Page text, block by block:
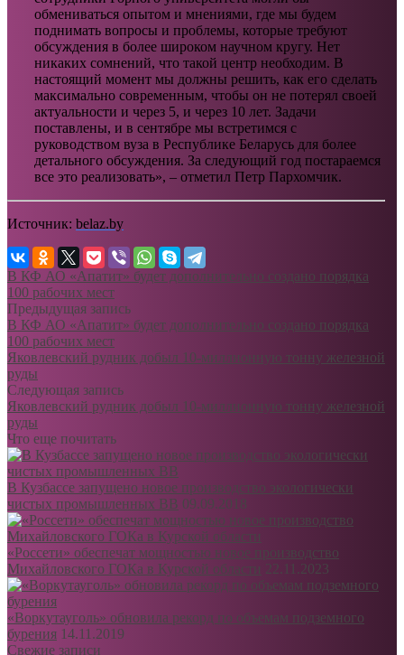
обмениваться опытом и мнениями, где мы будем
поднимать вопросы и проблемы, которые требуют
обсуждения в более широком научном кругу. Нет
никаких сомнений, что такой центр необходим. В
настоящий момент мы должны решить, как его сделать
максимально современным, чтобы он не потерял своей
актуальности и через 5, и через 10 лет. Задачи
поставлены, и в сентябре мы встретимся с
руководством вуза в Республике Беларусь для более
детального обсуждения. За следующий год постараемся
все это реализовать», – отметил Петр Пархомчик.
Источник: belaz.by
В КФ АО «Апатит» будет дополнительно создано порядка
100 рабочих мест
Предыдущая запись
В КФ АО «Апатит» будет дополнительно создано порядка
100 рабочих мест
Яковлевский рудник добыл 10-миллионную тонну железной
руды
Следующая запись
Яковлевский рудник добыл 10-миллионную тонну железной
руды
Что еще почитать
В Кузбассе запущено новое производство экологически
чистых промышленных ВВ 09.09.2018
«Россети» обеспечат мощностью новое производство
Михайловского ГОКа в Курской области
22.11.2023
«Воркутауголь» обновила рекорд по объемам подземного
бурения 14.11.2019
Свежие записи